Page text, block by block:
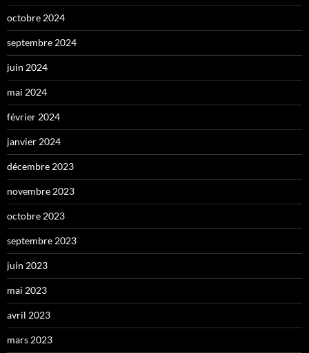
octobre 2024
septembre 2024
juin 2024
mai 2024
février 2024
janvier 2024
décembre 2023
novembre 2023
octobre 2023
septembre 2023
juin 2023
mai 2023
avril 2023
mars 2023